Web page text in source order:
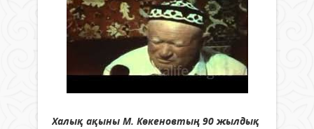
Халық ақыны М. Көкеновтың 90 жылдық